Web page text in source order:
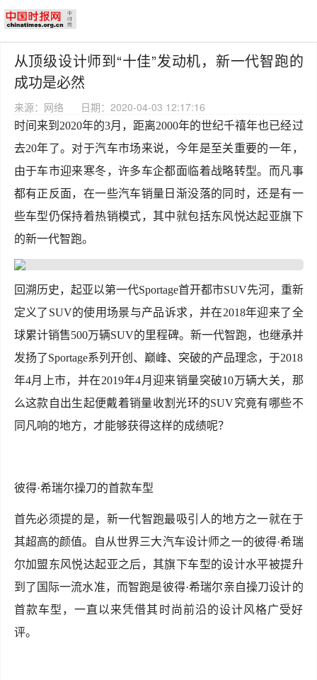
从顶级设计师到“十佳”发动机，新一代智跑的
成功是必然
来源：网络 日期：2020-04-03 12:17:16
时间来到2020年的3月，距离2000年的世纪千禧年也已经过
去20年了。对于汽车市场来说，今年是至关重要的一年，
由于车市迎来寒冬，许多车企都面临着战略转型。而凡事
都有正反面，在一些汽车销量日渐没落的同时，还是有一
些车型仍保持着热销模式，其中就包括东风悦达起亚旗下
的新一代智跑。
回溯历史，起亚以第一代Sportage首开都市SUV先河，重新
定义了SUV的使用场景与产品诉求，并在2018年迎来了全
球累计销售500万辆SUV的里程碑。新一代智跑，也继承并
发扬了Sportage系列开创、巅峰、突破的产品理念，于2018
年4月上市，并在2019年4月迎来销量突破10万辆大关，那
么这款自出生起便戴着销量收割光环的SUV究竟有哪些不
同凡响的地方，才能够获得这样的成绩呢？
彼得·希瑞尔操刀的首款车型
首先必须提的是，新一代智跑最吸引人的地方之一就在于
其超高的颜值。自从世界三大汽车设计师之一的彼得·希瑞
尔加盟东风悦达起亚之后，其旗下车型的设计水平被提升
到了国际一流水准，而智跑是彼得·希瑞尔亲自操刀设计的
首款车型，一直以来凭借其时尚前沿的设计风格广受好
评。